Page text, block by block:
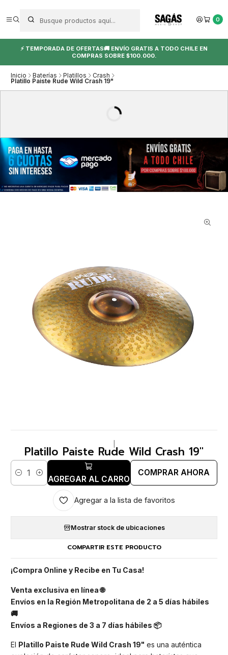
0
⚡ TEMPORADA DE OFERTAS🚚 ENVÍO GRATIS A TODO CHILE EN
COMPRAS SOBRE $100.000.
Inicio Baterías Platillos Crash
Platillo Paiste Rude Wild Crash 19"
Platillo Paiste Rude Wild Crash 19"
Cantidad AGREGAR AL CARRO
COMPRAR AHORA
Agregar a la lista de favoritos
Mostrar stock de ubicaciones
COMPARTIR ESTE PRODUCTO
¡Compra Online y Recibe en Tu Casa!
Venta exclusiva en línea 🌐
Envíos en la Región Metropolitana de 2 a 5 días hábiles
🚚
Envíos a Regiones de 3 a 7 días hábiles 📦
El Platillo Paiste Rude Wild Crash 19" es una auténtica